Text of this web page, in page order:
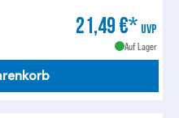
21,49 €* UVP
Auf Lager